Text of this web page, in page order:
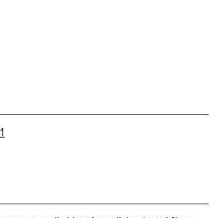
urbana, garantizan un
AM PARK, 1160 Viena,